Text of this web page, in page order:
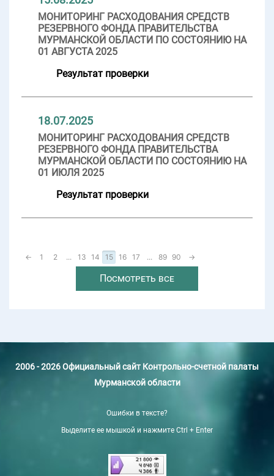
МОНИТОРИНГ РАСХОДОВАНИЯ СРЕДСТВ
РЕЗЕРВНОГО ФОНДА ПРАВИТЕЛЬСТВА
МУРМАНСКОЙ ОБЛАСТИ ПО СОСТОЯНИЮ НА
01 АВГУСТА 2025
Результат проверки
18.07.2025
МОНИТОРИНГ РАСХОДОВАНИЯ СРЕДСТВ
РЕЗЕРВНОГО ФОНДА ПРАВИТЕЛЬСТВА
МУРМАНСКОЙ ОБЛАСТИ ПО СОСТОЯНИЮ НА
01 ИЮЛЯ 2025
Результат проверки
← 1 2 ... 13 14 15 16 17 ... 89 90 →
Посмотреть все
2006 - 2026 Официальный сайт Контрольно-счетной палаты
Мурманской области
Ошибки в тексте?
Выделите ее мышкой и нажмите Ctrl + Enter